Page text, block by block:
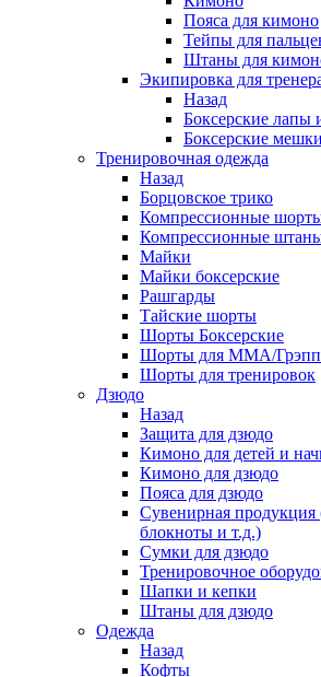
Пояса для кимоно
Тейпы для
Штаны для
Экипировка для
Назад
Боксерские лапы
Боксерские
Тренировочная одежда
Назад
Борцовское трико
Компрессионные
Компрессионные
Майки
Майки боксерские
Рашгарды
Тайские шорты
Шорты Боксерские
Шорты для ММА/
Шорты для тренировок
Дзюдо
Назад
Защита для дзюдо
Кимоно для детей и
Кимоно для дзюдо
Пояса для дзюдо
Сувенирная продукция
блокноты и т.д.)
Сумки для дзюдо
Тренировочное
Шапки и кепки
Штаны для дзюдо
Одежда
Назад
Кофты